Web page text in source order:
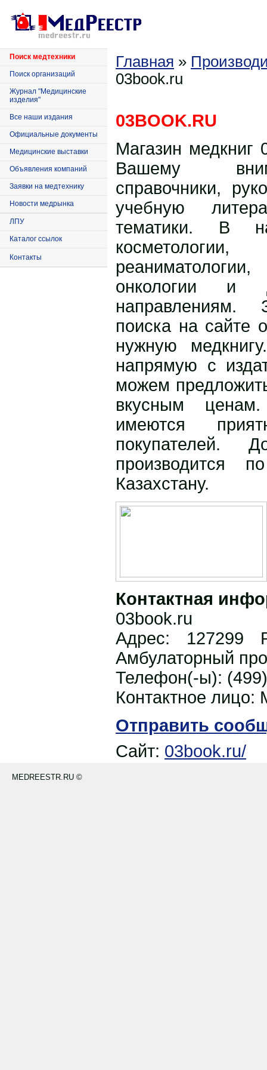
Поиск медтехники
Поиск организаций
Журнал "Медицинские
изделия"
Все наши издания
Официальные документы
Медицинские выставки
Объявления компаний
Заявки на медтехнику
Новости медрынка
ЛПУ
Каталог ссылок
Контакты
Главная »
03book.ru
03BOOK.RU
Магазин медкниг
Вашему
справочники,
учебную
тематики. В
онкологии и
поиска на сайте
нужную
напрямую с
можем
вкусным
имеются
покупателей.
производится
Казахстану.
Контактная
03book.ru
Адрес: 127299
Амбулаторный
Телефон(-ы):
Контактное лицо:
Отправить
Сайт: 03book.ru/
MEDREESTR.RU ©